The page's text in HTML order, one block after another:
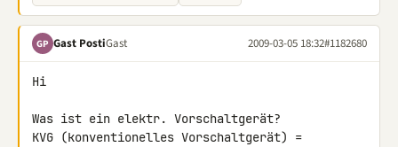
GP Gast PostiGast 2009-03-05 18:32#1182680
Hi
Was ist ein elektr. Vorschaltgerät?
KVG (konventionelles Vorschaltgerät) =